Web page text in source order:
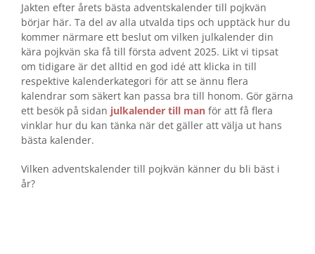
Jakten efter årets bästa adventskalender till pojkvän
börjar här. Ta del av alla utvalda tips och upptäck hur du
kommer närmare ett beslut om vilken julkalender din
kära pojkvän ska få till första advent 2025. Likt vi tipsat
om tidigare är det alltid en god idé att klicka in till
respektive kalenderkategori för att se ännu flera
kalendrar som säkert kan passa bra till honom. Gör gärna
ett besök på sidan julkalender till man för att få flera
vinklar hur du kan tänka när det gäller att välja ut hans
bästa kalender.
Vilken adventskalender till pojkvän känner du bli bäst i
år?